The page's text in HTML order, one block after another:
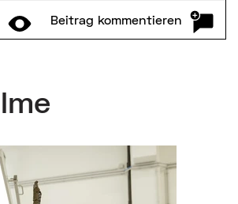
Beitrag kommentieren
ein-/ausklappen
des Modells von St.